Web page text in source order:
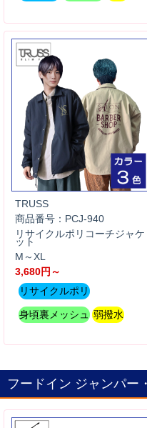
TRUSS
商品番号：PCJ-940
リサイクルポリコーチジャケ
ット
M～XL
3,680円～
リサイクルポリ
身頃裏メッシュ 弱撥水
フードイン ジャンパー